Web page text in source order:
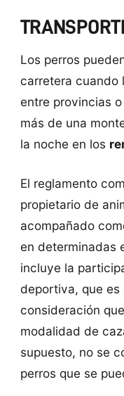
Los perros
carretera cuando
entre provincias
más de una
la noche en los
El reglamento
propietario de
acompañado
en determinadas
incluye la
deportiva, que es
consideración
modalidad de
supuesto, no se
perros que se